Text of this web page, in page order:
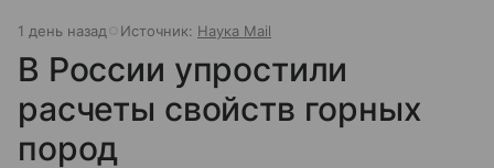
1 день назад Источник: Наука Mail
В России упростили
расчеты свойств горных
пород